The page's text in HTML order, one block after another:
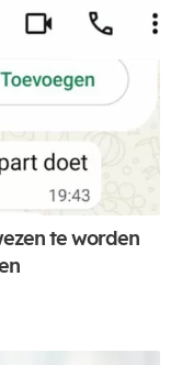
te worden